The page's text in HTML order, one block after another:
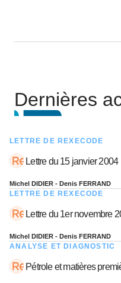
Dernières
LETTRE DE REXECODE
Lettre du 15 janvier 2004
Michel DIDIER - Denis FERRAND
LETTRE DE REXECODE
Lettre du 1er novembre
Michel DIDIER - Denis FERRAND
ANALYSE ET DIAGNOSTIC
Pétrole et matières